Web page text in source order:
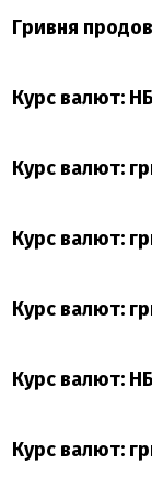
Гривня
Курс валют:
Курс валют:
Курс валют:
Курс валют:
Курс валют:
Курс валют: